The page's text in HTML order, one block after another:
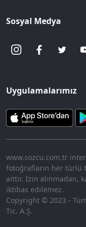
Sosyal Medya
Uygulamalarımız
www.sozcu.com.tr
fotoğrafların her türlü
aittir. İzin alınmadan,
iktibas edilemez.
Copyright © 2023 -
Tic. A.Ş.